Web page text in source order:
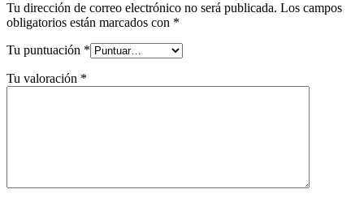
Tu dirección de correo electrónico no será publicada. Los campos
obligatorios están marcados con *
Tu puntuación *
Tu valoración *